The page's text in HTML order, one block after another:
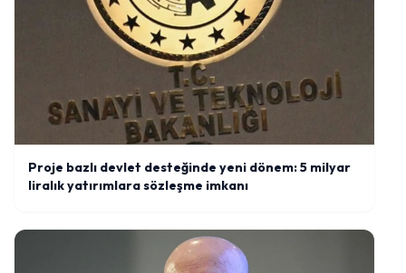
Proje bazlı devlet desteğinde yeni dönem: 5 milyar
liralık yatırımlara sözleşme imkanı